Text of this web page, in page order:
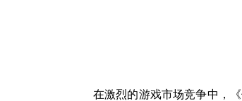
在激烈的游戏市场竞争中，